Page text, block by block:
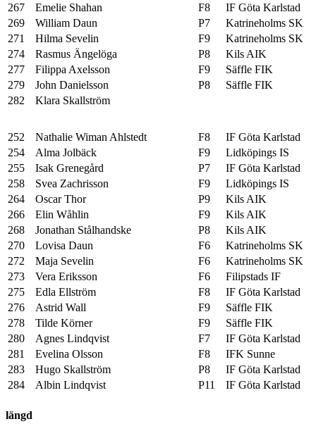
267
Emelie Shahan F8
IF Göta Karlstad
269
William Daun P7
Katrineholms SK
271
Hilma Sevelin F9
Katrineholms SK
274
Rasmus Ängelöga P8
Kils AIK
277
Filippa Axelsson F9
Säffle FIK
279
John Danielsson P8
Säffle FIK
282
Klara Skallström
252 Nathalie Wiman Ahlstedt F8
IF Göta Karlstad
254
Alma Jolbäck F9
Lidköpings IS
255
Isak Grenegård P7
IF Göta Karlstad
258
Svea Zachrisson F9
Lidköpings IS
264
Oscar Thor P9
Kils AIK
266
Elin Wåhlin F9
Kils AIK
268
Jonathan Stålhandske P8
Kils AIK
270
Lovisa Daun F6
Katrineholms SK
272
Maja Sevelin F6
Katrineholms SK
273
Vera Eriksson F6
Filipstads IF
275
Edla Ellström F8
IF Göta Karlstad
276
Astrid Wall F9
Säffle FIK
278
Tilde Körner F9
Säffle FIK
280
Agnes Lindqvist F7
IF Göta Karlstad
281
Evelina Olsson F8
IFK Sunne
283
Hugo Skallström P8
IF Göta Karlstad
284
Albin Lindqvist P11 IF Göta Karlstad
längd